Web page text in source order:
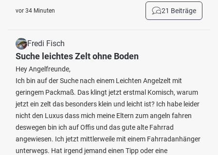
vor 34 Minuten 21 Beiträge
Fredi Fisch
Suche leichtes Zelt ohne Boden
Hey Angelfreunde,
Ich bin auf der Suche nach einem Leichten Angelzelt mit
geringem Packmaß. Das klingt jetzt erstmal Komisch, warum
jetzt ein zelt das besonders klein und leicht ist? Ich habe leider
nicht den Luxus dass mich meine Eltern zum angeln fahren
deswegen bin ich auf Offis und das gute alte Fahrrad
angewiesen. Ich jetzt mittlerweile mit einem Fahrradanhänger
unterwegs. Hat irgend jemand einen Tipp oder eine